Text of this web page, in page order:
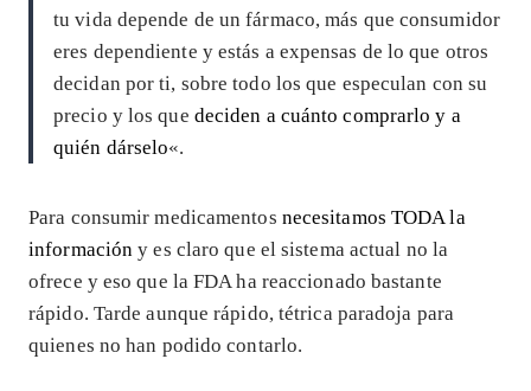
tu vida depende de un fármaco, más que consumidor
eres dependiente y estás a expensas de lo que otros
decidan por ti, sobre todo los que especulan con su
precio y los que deciden a cuánto comprarlo y a
quién dárselo«.
Para consumir medicamentos necesitamos TODA la
información y es claro que el sistema actual no la
ofrece y eso que la FDA ha reaccionado bastante
rápido. Tarde aunque rápido, tétrica paradoja para
quienes no han podido contarlo.